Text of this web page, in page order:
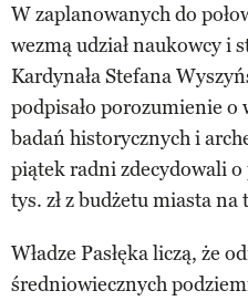
W zaplanowanych do
wezmą udział naukowcy i
Kardynała Stefana
podpisało porozumienie o
badań historycznych i
piątek radni zdecydowali
tys. zł z budżetu miasta na
Władze Pasłęka liczą, że
średniowiecznych